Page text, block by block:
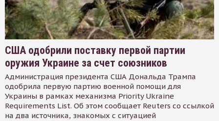
США одобрили поставку первой партии
оружия Украине за счет союзников
Администрация президента США Дональда Трампа
одобрила первую партию военной помощи для
Украины в рамках механизма Priority Ukraine
Requirements List. Об этом сообщает Reuters со ссылкой
на два источника, знакомых с ситуацией